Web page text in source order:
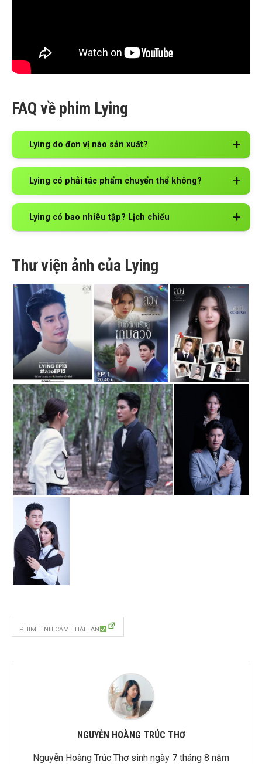
FAQ về phim Lying
Lying do đơn vị nào sản xuất?
Lying có phải tác phẩm chuyển thể không?
Lying có bao nhiêu tập? Lịch chiếu
Thư viện ảnh của Lying
PHIM TÌNH CẢM THÁI LAN
NGUYỄN HOÀNG TRÚC THƠ
Nguyễn Hoàng Trúc Thơ sinh ngày 7 tháng 8 năm